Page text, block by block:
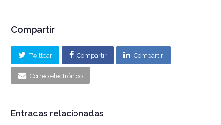
Compartir
Twittear Compartir Compartir
Correo electrónico
Entradas relacionadas